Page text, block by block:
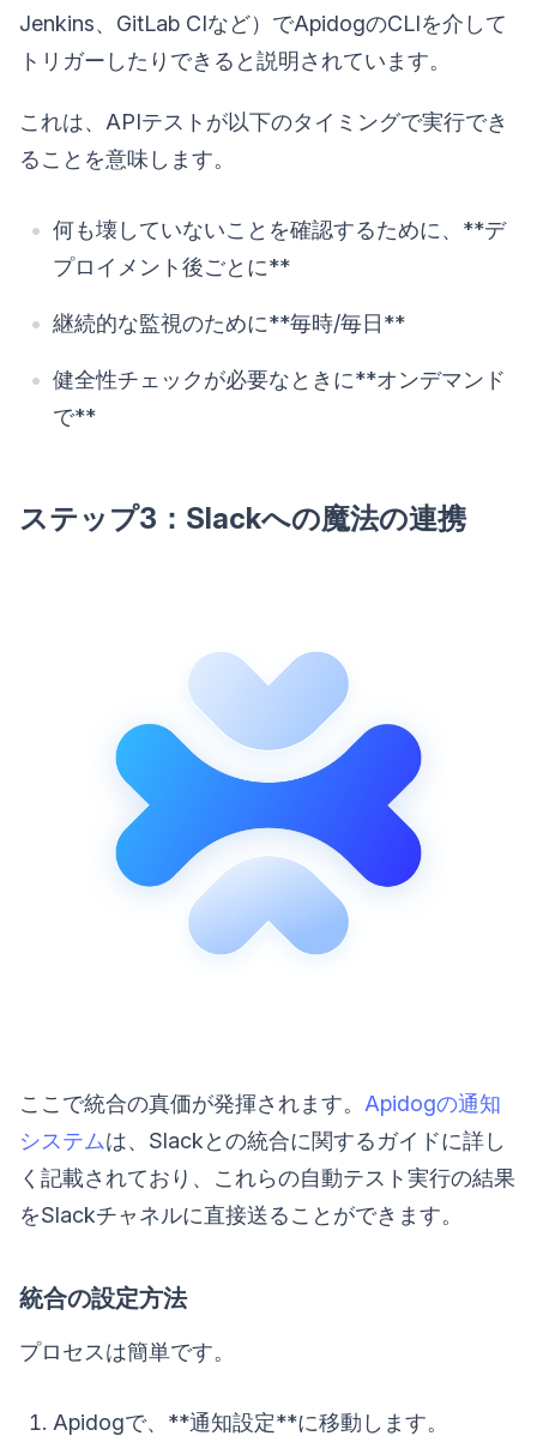
Jenkins、GitLab CIなど）でApidogのCLIを介して
トリガーしたりできると説明されています。
これは、APIテストが以下のタイミングで実行でき
ることを意味します。
何も壊していないことを確認するために、**デ
プロイメント後ごとに**
継続的な監視のために**毎時/毎日**
健全性チェックが必要なときに**オンデマンド
で**
ステップ3：Slackへの魔法の連携
ここで統合の真価が発揮されます。 Apidogの通知
システムは、Slackとの統合に関するガイドに詳し
く記載されており、これらの自動テスト実行の結果
をSlackチャネルに直接送ることができます。
統合の設定方法
プロセスは簡単です。
Apidogで、**通知設定**に移動します。